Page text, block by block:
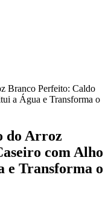
Branco Perfeito: Caldo
a Água e Transforma o
do Arroz
com Alho
e Transforma o